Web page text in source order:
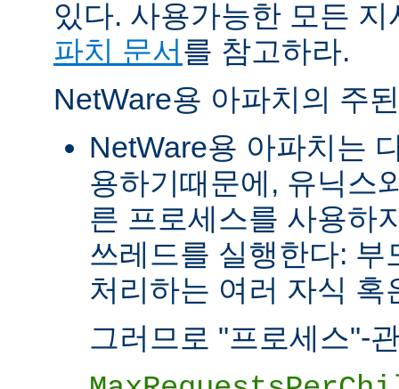
있다. 사용가능한 모든
파치 문서를 참고하라.
NetWare용 아파치의 주
NetWare용 아파치는
용하기때문에, 유닉스
른 프로세스를 사용하
쓰레드를 실행한다: 부
처리하는 여러 자식 혹
그러므로 "프로세스"-